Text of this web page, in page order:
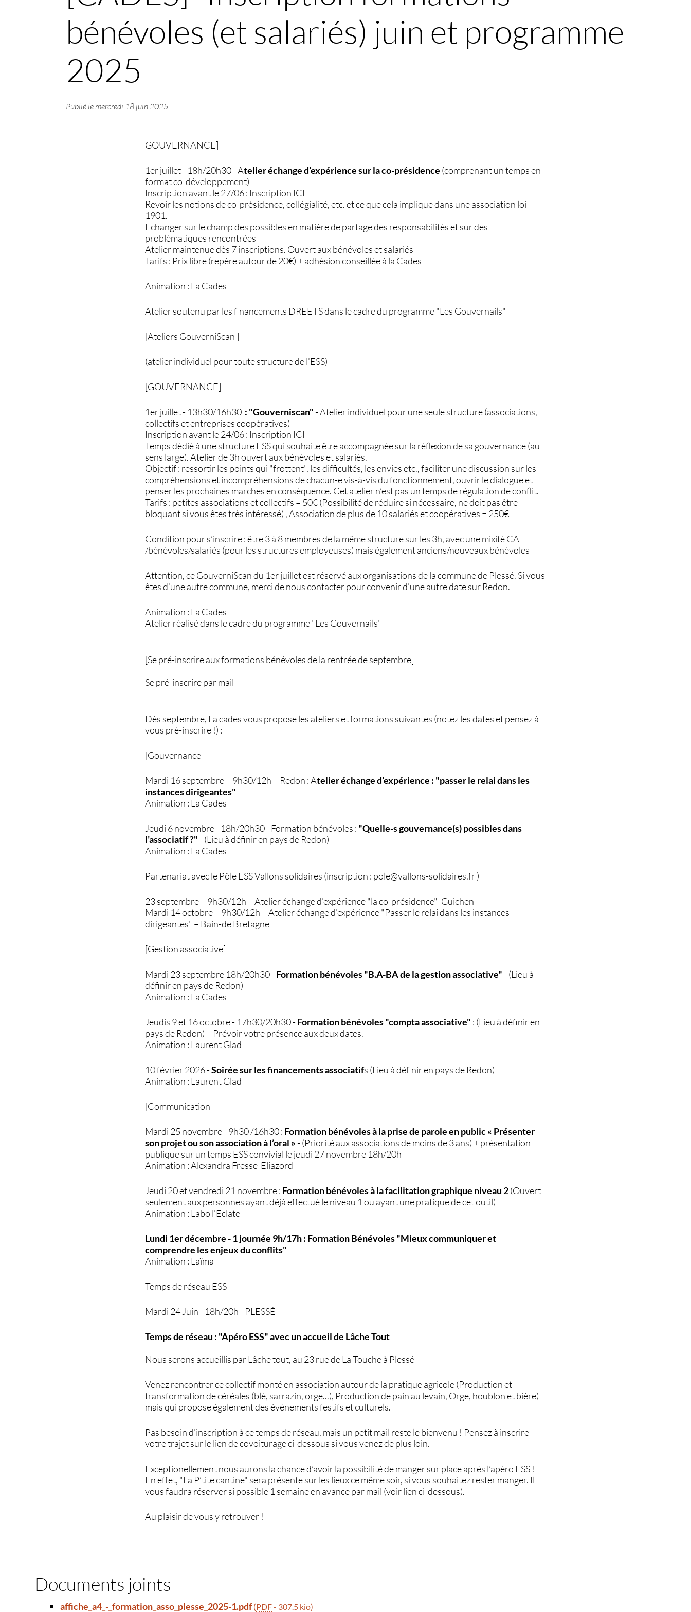
bénévoles (et salariés) juin et programme
2025
Publié le mercredi 18 juin 2025.
GOUVERNANCE]
1er juillet - 18h/20h30 - Atelier échange d’expérience sur la co-présidence (comprenant un temps en
format co-développement)
Inscription avant le 27/06 : Inscription ICI
Revoir les notions de co-présidence, collégialité, etc. et ce que cela implique dans une association loi
1901.
Echanger sur le champ des possibles en matière de partage des responsabilités et sur des
problématiques rencontrées
Atelier maintenue dès 7 inscriptions. Ouvert aux bénévoles et salariés
Tarifs : Prix libre (repère autour de 20€) + adhésion conseillée à la Cades
Animation : La Cades
Atelier soutenu par les financements DREETS dans le cadre du programme "Les Gouvernails"
[Ateliers GouverniScan ]
(atelier individuel pour toute structure de l’ESS)
[GOUVERNANCE]
1er juillet - 13h30/16h30 : "Gouverniscan"- Atelier individuel pour une seule structure (associations,
collectifs et entreprises coopératives)
Inscription avant le 24/06 : Inscription ICI
Temps dédié à une structure ESS qui souhaite être accompagnée sur la réflexion de sa gouvernance (au
sens large). Atelier de 3h ouvert aux bénévoles et salariés.
Objectif : ressortir les points qui "frottent", les difficultés, les envies etc., faciliter une discussion sur les
compréhensions et incompréhensions de chacun-e vis-à-vis du fonctionnement, ouvrir le dialogue et
penser les prochaines marches en conséquence. Cet atelier n’est pas un temps de régulation de conflit.
Tarifs : petites associations et collectifs = 50€ (Possibilité de réduire si nécessaire, ne doit pas être
bloquant si vous êtes très intéressé) , Association de plus de 10 salariés et coopératives = 250€
Condition pour s’inscrire : être 3 à 8 membres de la même structure sur les 3h, avec une mixité CA
/bénévoles/salariés (pour les structures employeuses) mais également anciens/nouveaux bénévoles
Attention, ce GouverniScan du 1er juillet est réservé aux organisations de la commune de Plessé. Si vous
êtes d’une autre commune, merci de nous contacter pour convenir d’une autre date sur Redon.
Animation : La Cades
Atelier réalisé dans le cadre du programme "Les Gouvernails"
[Se pré-inscrire aux formations bénévoles de la rentrée de septembre]
Se pré-inscrire par mail
Dès septembre, La cades vous propose les ateliers et formations suivantes (notez les dates et pensez à
vous pré-inscrire !) :
[Gouvernance]
Mardi 16 septembre – 9h30/12h – Redon : Atelier échange d’expérience : "passer le relai dans les
instances dirigeantes"
Animation : La Cades
Jeudi 6 novembre - 18h/20h30 - Formation bénévoles : "Quelle-s gouvernance(s) possibles dans
l’associatif ?"- (Lieu à définir en pays de Redon)
Animation : La Cades
Partenariat avec le Pôle ESS Vallons solidaires (inscription : pole@vallons-solidaires.fr )
23 septembre – 9h30/12h – Atelier échange d’expérience "la co-présidence"- Guichen
Mardi 14 octobre – 9h30/12h – Atelier échange d’expérience "Passer le relai dans les instances
dirigeantes" – Bain-de Bretagne
[Gestion associative]
Mardi 23 septembre 18h/20h30 - Formation bénévoles "B.A-BA de la gestion associative"- (Lieu à
définir en pays de Redon)
Animation : La Cades
Jeudis 9 et 16 octobre - 17h30/20h30 - Formation bénévoles "compta associative" : (Lieu à définir en
pays de Redon) – Prévoir votre présence aux deux dates.
Animation : Laurent Glad
10 février 2026 -Soirée sur les financements associatifs (Lieu à définir en pays de Redon)
Animation : Laurent Glad
[Communication]
Mardi 25 novembre - 9h30 /16h30 : Formation bénévoles à la prise de parole en public « Présenter
son projet ou son association à l’oral »- (Priorité aux associations de moins de 3 ans) + présentation
publique sur un temps ESS convivial le jeudi 27 novembre 18h/20h
Animation : Alexandra Fresse-Eliazord
Jeudi 20 et vendredi 21 novembre : Formation bénévoles à la facilitation graphique niveau 2(Ouvert
seulement aux personnes ayant déjà effectué le niveau 1 ou ayant une pratique de cet outil)
Animation : Labo l’Eclate
Lundi 1er décembre - 1 journée 9h/17h : Formation Bénévoles "Mieux communiquer et
comprendre les enjeux du conflits"
Animation : Laïma
Temps de réseau ESS
Mardi 24 Juin - 18h/20h - PLESSÉ
Temps de réseau : "Apéro ESS" avec un accueil de Lâche Tout
Nous serons accueillis par Lâche tout, au 23 rue de La Touche à Plessé
Venez rencontrer ce collectif monté en association autour de la pratique agricole (Production et
transformation de céréales (blé, sarrazin, orge...), Production de pain au levain, Orge, houblon et bière)
mais qui propose également des évènements festifs et culturels.
Pas besoin d’inscription à ce temps de réseau, mais un petit mail reste le bienvenu ! Pensez à inscrire
votre trajet sur le lien de covoiturage ci-dessous si vous venez de plus loin.
Exceptionellement nous aurons la chance d’avoir la possibilité de manger sur place après l’apéro ESS !
En effet, "La P’tite cantine" sera présente sur les lieux ce même soir, si vous souhaitez rester manger. Il
vous faudra réserver si possible 1 semaine en avance par mail (voir lien ci-dessous).
Au plaisir de vous y retrouver !
Documents joints
affiche_a4_-_formation_asso_plesse_2025-1.pdf(PDF- 307.5 kio)